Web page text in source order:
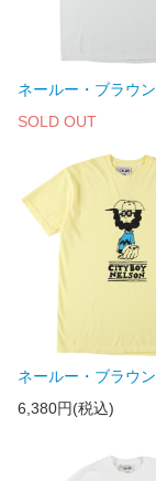
ネールー・ブラウン
SOLD OUT
ネールー・ブラウン
6,380円(税込)